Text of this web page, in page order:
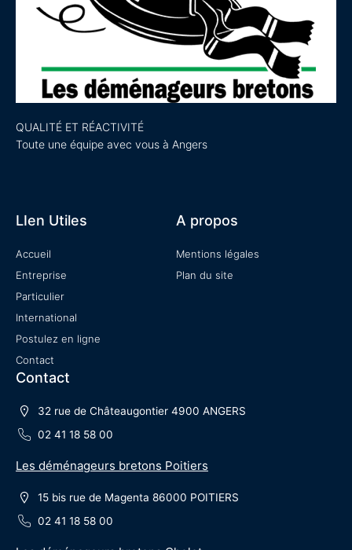
QUALITÉ ET RÉACTIVITÉ
Toute une équipe avec vous à Angers
LIen Utiles
Accueil
Entreprise
Particulier
International
Postulez en ligne
Contact
A propos
Mentions légales
Plan du site
Contact
32 rue de Châteaugontier 4900 ANGERS
02 41 18 58 00
Les déménageurs bretons Poitiers
15 bis rue de Magenta 86000 POITIERS
02 41 18 58 00